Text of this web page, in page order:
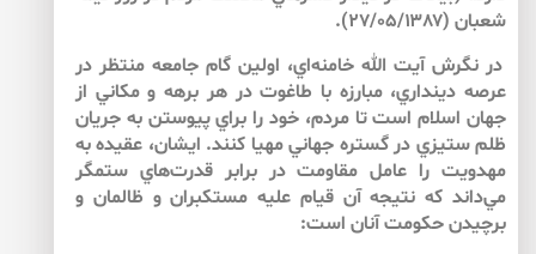
‏شعبان ‏(۲۷/۰۵/۱۳۸۷).
در نگرش آيت الله خامنه‌اي، اولين گام جامعه منتظر در
عرصه دينداري، مبارزه با طاغوت در هر برهه و مكاني از
جهان اسلام است تا مردم، خود را براي پيوستن به ‌جريان
ظلم ستيزي در گستره جهاني مهيا كنند. ايشان، عقيده به
‌مهدويت را عامل مقاومت در برابر قدرت‌هاي ستمگر
مي‌داند كه نتيجه آن قيام‌ عليه مستكبران و ظالمان و
برچيدن حكومت آنان است: